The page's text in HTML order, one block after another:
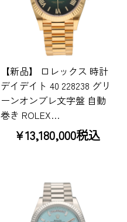
【新品】 ロレックス 時計
デイデイト 40 228238 グリ
ーンオンブレ文字盤 自動
巻き ROLEX…
¥13,180,000税込